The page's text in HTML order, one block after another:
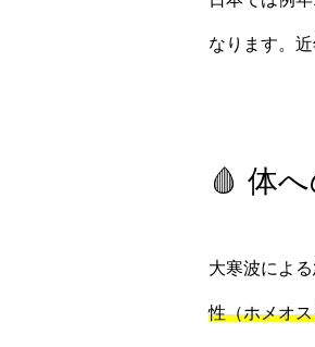
なります。
🩸 体
大寒波によ
性（ホメオ